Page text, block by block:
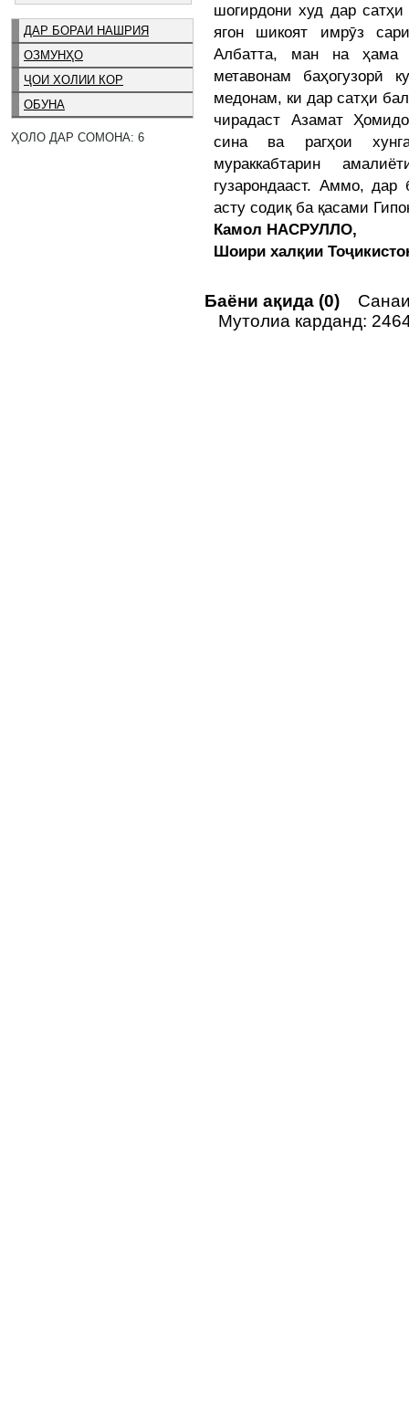
ДАР БОРАИ НАШРИЯ
ОЗМУНҲО
ҶОИ ХОЛИИ КОР
ОБУНА
ҲОЛО ДАР СОМОНА: 6
шогирдони худ дар
ягон шикоят имрӯз
Албатта, ман на ҳама
метавонам баҳогузорӣ
медонам, ки дар сатҳи
чирадаст Азамат
сина ва рагҳои
мураккабтарин
гузарондааст. Аммо,
асту содиқ ба қасами
Камол НАСРУЛЛО,
Шоири халқии
Баёни ақида (0)
Мутолиа карданд: